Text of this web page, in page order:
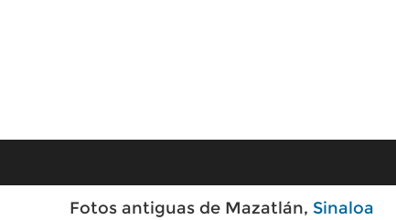
Fotos antiguas de Mazatlán, Sinaloa